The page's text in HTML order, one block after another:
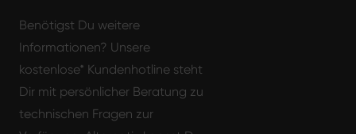
Benötigst Du weitere
Informationen? Unsere
kostenlose* Kundenhotline steht
Dir mit persönlicher Beratung zu
technischen Fragen zur